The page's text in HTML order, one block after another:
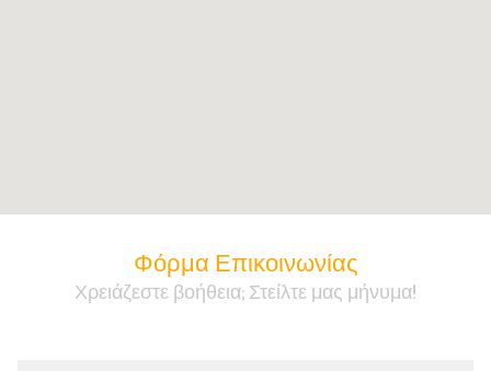
Φόρμα Επικοινωνίας
Χρειάζεστε βοήθεια; Στείλτε μας μήνυμα!